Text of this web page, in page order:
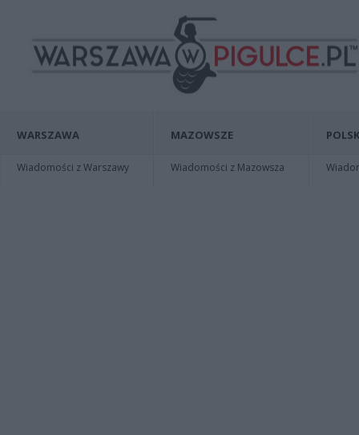
WARSZAWA
Wiadomości z Warszawy
MAZOWSZE
Wiadomości z Mazowsza